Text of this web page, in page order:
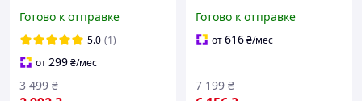
Li (113371)
Готово к отправке
5.0 (1)
от299₴/мес
3 499 ₴
Готово к отправке
от616₴/мес
7 199 ₴